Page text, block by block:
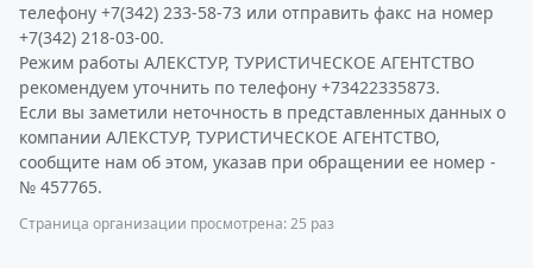
телефону +7(342) 233-58-73 или отправить факс на номер
+7(342) 218-03-00.
Режим работы АЛЕКСТУР, ТУРИСТИЧЕСКОЕ АГЕНТСТВО
рекомендуем уточнить по телефону +73422335873.
Если вы заметили неточность в представленных данных о
компании АЛЕКСТУР, ТУРИСТИЧЕСКОЕ АГЕНТСТВО,
сообщите нам об этом, указав при обращении ее номер -
№ 457765.
Страница организации просмотрена: 25 раз